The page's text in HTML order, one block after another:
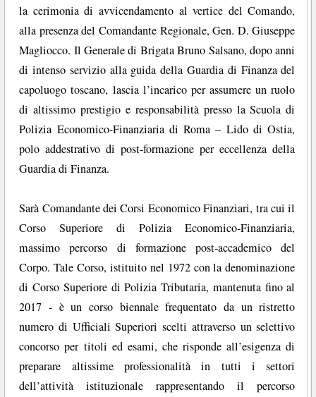
la cerimonia di avvicendamento al vertice del Comando,
alla presenza del Comandante Regionale, Gen. D. Giuseppe
Magliocco. Il Generale di Brigata Bruno Salsano, dopo anni
di intenso servizio alla guida della Guardia di Finanza del
capoluogo toscano, lascia l’incarico per assumere un ruolo
di altissimo prestigio e responsabilità presso la Scuola di
Polizia Economico-Finanziaria di Roma – Lido di Ostia,
polo addestrativo di post-formazione per eccellenza della
Guardia di Finanza.
Sarà Comandante dei Corsi Economico Finanziari, tra cui il
Corso Superiore di Polizia Economico-Finanziaria,
massimo percorso di formazione post-accademico del
Corpo. Tale Corso, istituito nel 1972 con la denominazione
di Corso Superiore di Polizia Tributaria, mantenuta fino al
2017 - è un corso biennale frequentato da un ristretto
numero di Ufficiali Superiori scelti attraverso un selettivo
concorso per titoli ed esami, che risponde all’esigenza di
preparare altissime professionalità in tutti i settori
dell’attività istituzionale rappresentando il percorso